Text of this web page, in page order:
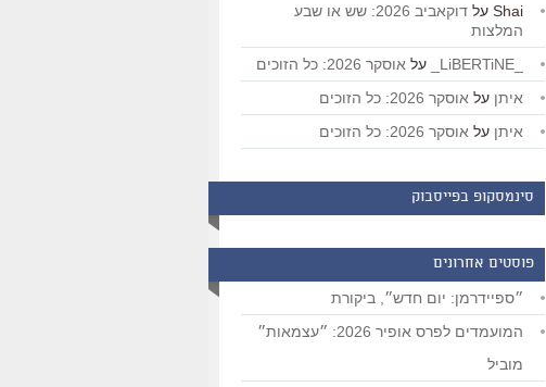
Shai על
דוקאביב 2026: שש או שבע
המלצות
על אוסקר 2026: כל הזוכים
איתן על אוסקר 2026: כל הזוכים
איתן על אוסקר 2026: כל הזוכים
סינמסקופ בפייסבוק
פוסטים אחרונים
״ספיידרמן: יום חדש״, ביקורת
המועמדים לפרס אופיר 2026: ״עצמאות״
מוביל